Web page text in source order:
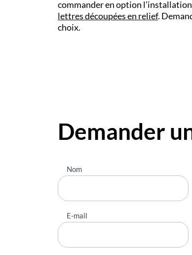
commander en option l’installation
lettres découpées en relief.
choix.
Demander
Nous
contacter
Nom
E-mail